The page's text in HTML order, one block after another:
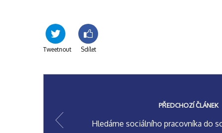
Tweetnout Sdílet
PŘEDCHOZÍ ČLÁNEK
Hledáme sociálního pracovníka do